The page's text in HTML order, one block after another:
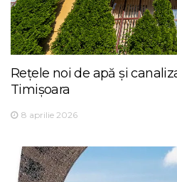
Rețele noi de apă și
Timișoara
8 aprilie 2026